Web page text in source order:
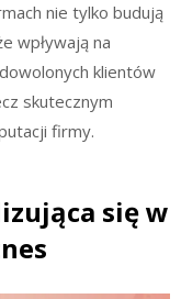
nie tylko budują
wpływają na
klientów
skutecznym
firmy.
się w